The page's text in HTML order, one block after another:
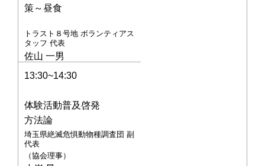
策～昼食
トラスト８号地 ボランティアス
タッフ 代表
佐山 一男
13:30~14:30
体験活動普及啓発
方法論
埼玉県絶滅危惧動物種調査団 副
代表
（協会理事）